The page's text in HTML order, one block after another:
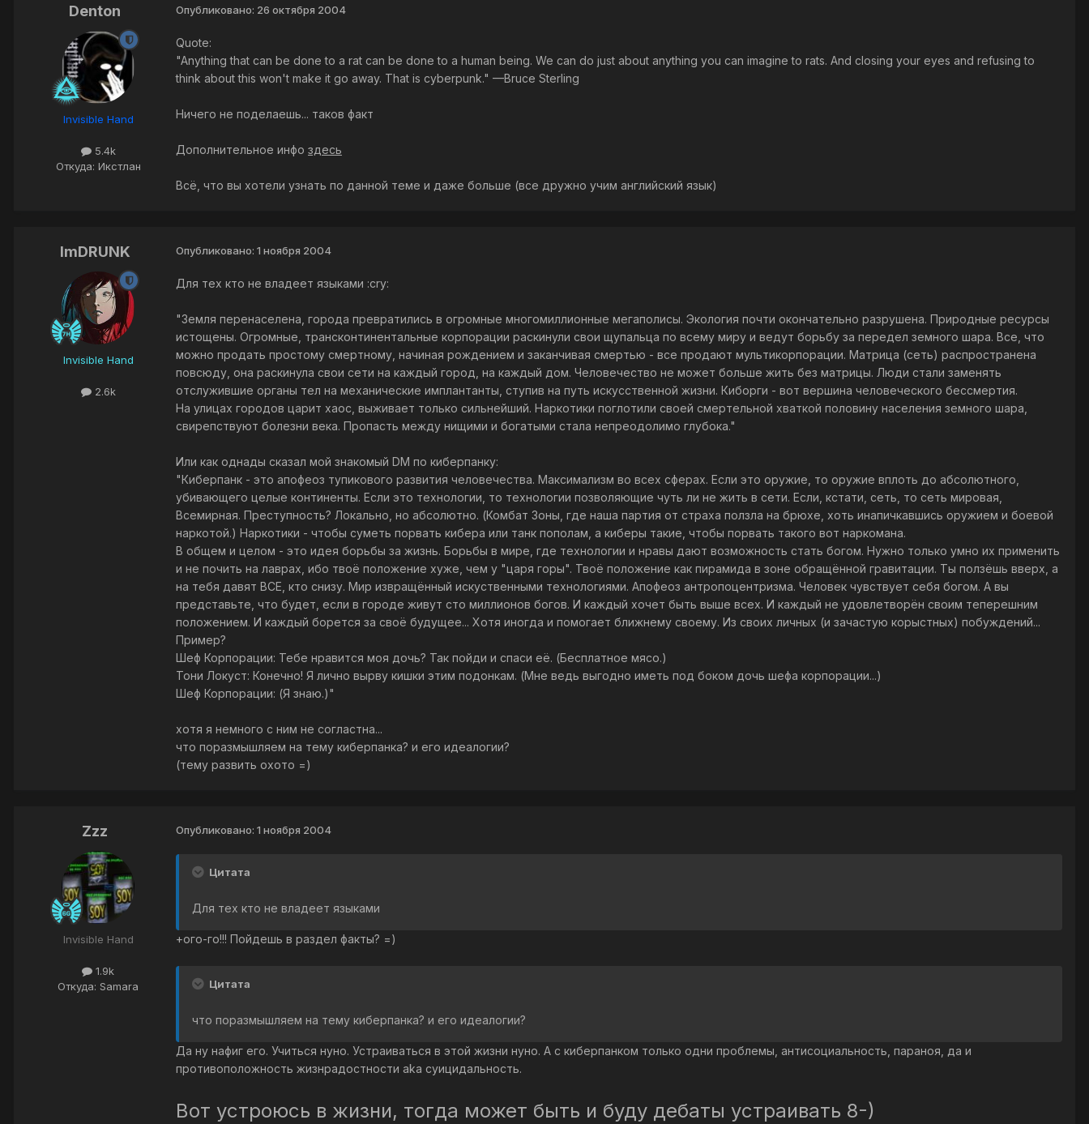
Denton
Invisible Hand
5.4k
Откуда: Икстлан
Опубликовано: 26 октября 2004
Quote:
"Anything that can be done to a rat can be done to a human being. We can do just about anything you can imagine to rats. And closing your eyes and refusing to
think about this won't make it go away. That is cyberpunk." —Bruce Sterling
Ничего не поделаешь... таков факт
Дополнительное инфо здесь
Всё, что вы хотели узнать по данной теме и даже больше (все дружно учим английский язык)
ImDRUNK
Invisible Hand
2.6k
Опубликовано: 1 ноября 2004
Для тех кто не владеет языками :cry:
"Земля перенаселена, города превратились в огромные многомиллионные мегаполисы. Экология почти окончательно разрушена. Природные ресурсы
истощены. Огромные, трансконтинентальные корпорации раскинули свои щупальца по всему миру и ведут борьбу за передел земного шара. Все, что
можно продать простому смертному, начиная рождением и заканчивая смертью - все продают мультикорпорации. Матрица (сеть) распространена
повсюду, она раскинула свои сети на каждый город, на каждый дом. Человечество не может больше жить без матрицы. Люди стали заменять
отслужившие органы тел на механические имплантанты, ступив на путь искусственной жизни. Киборги - вот вершина человеческого бессмертия.
На улицах городов царит хаос, выживает только сильнейший. Наркотики поглотили своей смертельной хваткой половину населения земного шара,
свирепствуют болезни века. Пропасть между нищими и богатыми стала непреодолимо глубока."
Или как однады сказал мой знакомый DM по киберпанку:
"Киберпанк - это апофеоз тупикового развития человечества. Максимализм во всех сферах. Если это оружие, то оружие вплоть до абсолютного,
убивающего целые континенты. Если это технологии, то технологии позволяющие чуть ли не жить в сети. Если, кстати, сеть, то сеть мировая,
Всемирная. Преступность? Локально, но абсолютно. (Комбат Зоны, где наша партия от страха ползла на брюхе, хоть инапичкавшись оружием и боевой
наркотой.) Наркотики - чтобы суметь порвать кибера или танк пополам, а киберы такие, чтобы порвать такого вот наркомана.
В общем и целом - это идея борьбы за жизнь. Борьбы в мире, где технологии и нравы дают возможность стать богом. Нужно только умно их применить
и не почить на лаврах, ибо твоё положение хуже, чем у "царя горы". Твоё положение как пирамида в зоне обращённой гравитации. Ты ползёшь вверх, а
на тебя давят ВСЕ, кто снизу. Мир извращённый искуственными технологиями. Апофеоз антропоцентризма. Человек чувствует себя богом. А вы
представьте, что будет, если в городе живут сто миллионов богов. И каждый хочет быть выше всех. И каждый не удовлетворён своим теперешним
положением. И каждый борется за своё будущее... Хотя иногда и помогает ближнему своему. Из своих личных (и зачастую корыстных) побуждений...
Пример?
Шеф Корпорации: Тебе нравится моя дочь? Так пойди и спаси её. (Бесплатное мясо.)
Тони Локуст: Конечно! Я лично вырву кишки этим подонкам. (Мне ведь выгодно иметь под боком дочь шефа корпорации...)
Шеф Корпорации: (Я знаю.)"
хотя я немного с ним не согластна...
что поразмышляем на тему киберпанка? и его идеалогии?
(тему развить охото =)
Zzz
Invisible Hand
1.9k
Откуда: Samara
Опубликовано: 1 ноября 2004
Цитата
Для тех кто не владеет языками
+ого-го!!! Пойдешь в раздел факты? =)
Цитата
что поразмышляем на тему киберпанка? и его идеалогии?
Да ну нафиг его. Учиться нуно. Устраиваться в этой жизни нуно. А с киберпанком только одни проблемы, антисоциальность, параноя, да и
противоположность жизнрадостности aka суицидальность.
Вот устроюсь в жизни, тогда может быть и буду дебаты устраивать 8-)